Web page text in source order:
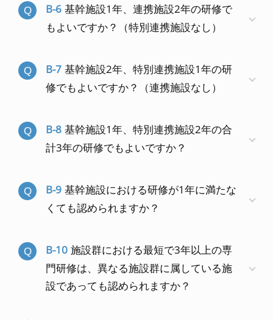
B-6 基幹施設1年、連携施設2年の研修で
もよいですか？（特別連携施設なし）
B-7 基幹施設2年、特別連携施設1年の研
修でもよいですか？（連携施設なし）
B-8 基幹施設1年、特別連携施設2年の合
計3年の研修でもよいですか？
B-9 基幹施設における研修が1年に満たな
くても認められますか？
B-10 施設群における最短で3年以上の専
門研修は、異なる施設群に属している施
設であっても認められますか？